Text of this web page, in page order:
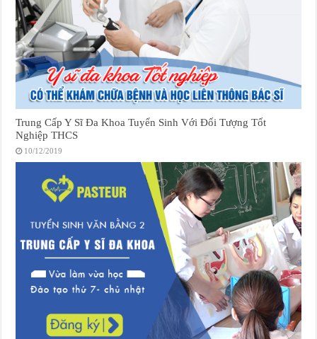
Trung Cấp Y Sĩ Đa Khoa Tuyển Sinh Với Đối Tượng Tốt
Nghiệp THCS
10/12/2019